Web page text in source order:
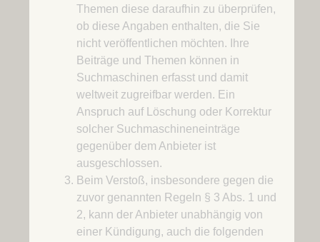
Themen diese daraufhin zu überprüfen,
ob diese Angaben enthalten, die Sie
nicht veröffentlichen möchten. Ihre
Beiträge und Themen können in
Suchmaschinen erfasst und damit
weltweit zugreifbar werden. Ein
Anspruch auf Löschung oder Korrektur
solcher Suchmaschineneinträge
gegenüber dem Anbieter ist
ausgeschlossen.
Beim Verstoß, insbesondere gegen die
zuvor genannten Regeln § 3 Abs. 1 und
2, kann der Anbieter unabhängig von
einer Kündigung, auch die folgenden